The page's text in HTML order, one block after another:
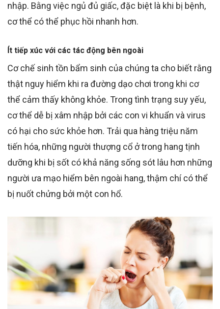
nhập. Bằng việc ngủ đủ giấc, đặc biệt là khi bị bệnh,
cơ thể có thể phục hồi nhanh hơn.
Ít tiếp xúc với các tác động bên ngoài
Cơ chế sinh tồn bẩm sinh của chúng ta cho biết rằng
thật nguy hiểm khi ra đường dạo chơi trong khi cơ
thể cảm thấy không khỏe. Trong tình trạng suy yếu,
cơ thể dễ bị xâm nhập bởi các con vi khuẩn và virus
có hại cho sức khỏe hơn. Trải qua hàng triệu năm
tiến hóa, những người thượng cổ ở trong hang tịnh
dưỡng khi bị sốt có khả năng sống sót lâu hơn những
người ưa mạo hiểm bên ngoài hang, thậm chí có thể
bị nuốt chửng bởi một con hổ.